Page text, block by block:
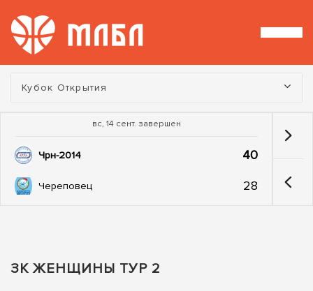
Турнир:
Кубок Открытия
вс, 14 сент. завершен
Чрн-2014 40
Череповец 28
ЗК ЖЕНЩИНЫ ТУР 2